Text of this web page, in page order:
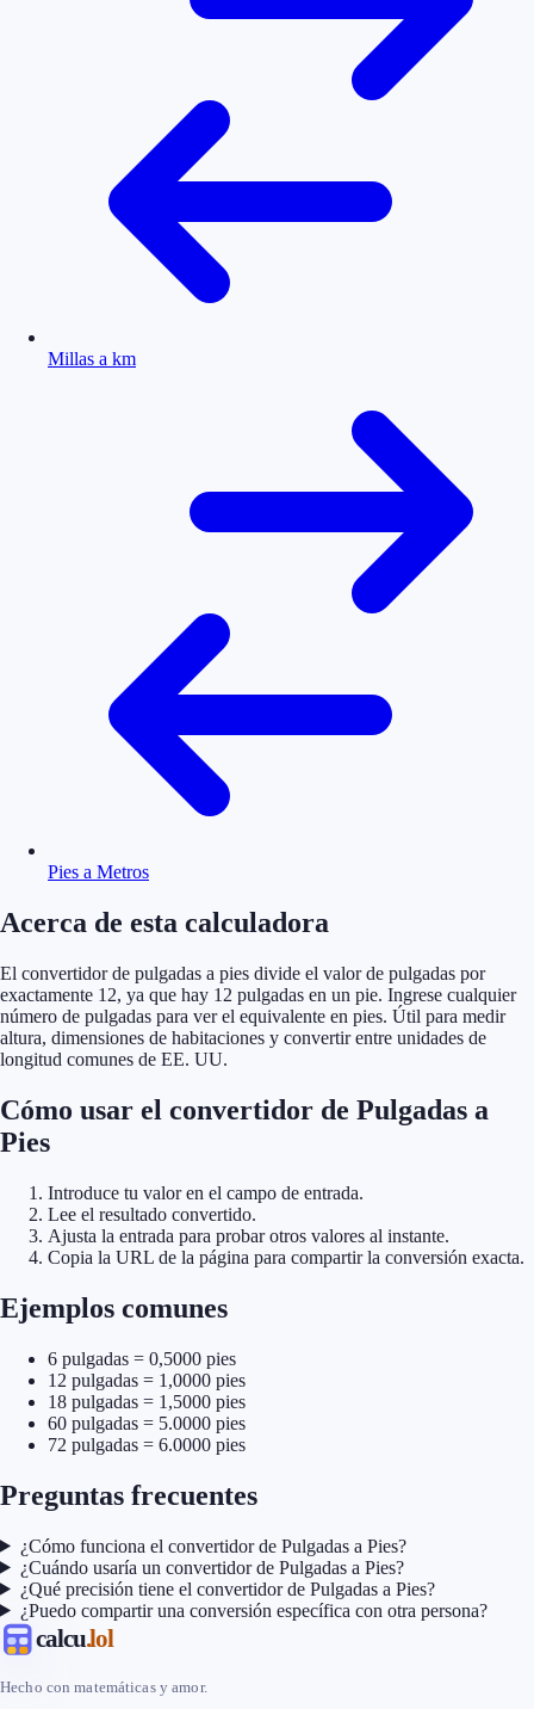
Millas a km
Pies a Metros
Acerca de esta calculadora
El convertidor de pulgadas a pies divide el valor de pulgadas por
exactamente 12, ya que hay 12 pulgadas en un pie. Ingrese cualquier
número de pulgadas para ver el equivalente en pies. Útil para medir
altura, dimensiones de habitaciones y convertir entre unidades de
longitud comunes de EE. UU.
Cómo usar el convertidor de Pulgadas a
Pies
Introduce tu valor en el campo de entrada.
Lee el resultado convertido.
Ajusta la entrada para probar otros valores al instante.
Copia la URL de la página para compartir la conversión exacta.
Ejemplos comunes
6 pulgadas = 0,5000 pies
12 pulgadas = 1,0000 pies
18 pulgadas = 1,5000 pies
60 pulgadas = 5.0000 pies
72 pulgadas = 6.0000 pies
Preguntas frecuentes
¿Cómo funciona el convertidor de Pulgadas a Pies?
¿Cuándo usaría un convertidor de Pulgadas a Pies?
¿Qué precisión tiene el convertidor de Pulgadas a Pies?
¿Puedo compartir una conversión específica con otra persona?
calcu.lol
Hecho con matemáticas y amor.